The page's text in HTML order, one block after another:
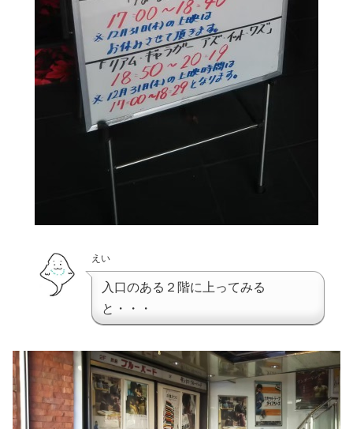
えい
入口のある２階に上ってみる
と・・・